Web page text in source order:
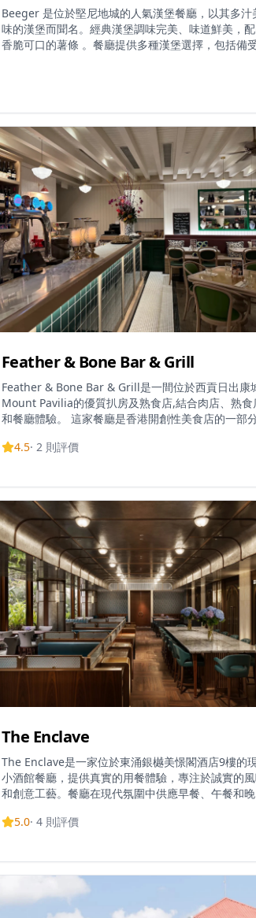
Beeger 是位於堅尼地城的人氣漢堡餐廳，以其多汁
味的漢堡而聞名。經典漢堡調味完美、味道鮮美，
香脆可口的薯條 。餐廳提供多種漢堡選擇，包括備
Feather & Bone Bar & Grill
Feather & Bone Bar & Grill是一間位於西貢日出康
Mount Pavilia的優質扒房及熟食店,結合肉店、熟食
和餐廳體驗。 這家餐廳是香港開創性美食店的一部分,提
式料理,以精心烹調的牛扒和新鮮海鮮為特色。 受歡迎的
餐、午餐、晚餐和早午餐,並有豐富的葡萄酒選擇。
照顧不同的飲食偏好,提供純素和無麩質選項。 餐廳
攜帶寵物並接受信用卡付款,是家庭和寵物主人的便
擇。 憑藉優質食材、精湛烹調技術和溫馨氛圍的結
合,Feather & Bone已成為西貢區著名的用餐目的地
4.5· 2 則評價
The Enclave
The Enclave是一家位於東涌銀樾美憬閣酒店9樓的
小酒館餐廳，提供真實的用餐體驗，專注於誠實的
和創意工藝。餐廳在現代氛圍中供應早餐、午餐和晚
美食。菜單提供多種用餐選擇，包括「大嶼山目的地
於平日和週末早上6時30分開始，午餐時間為中午12
至下午3時，晚餐時間為下午6時至晚上11時。The
Enclave實施適當的著裝規定，不允許穿著拖鞋、人字
5.0· 4 則評價